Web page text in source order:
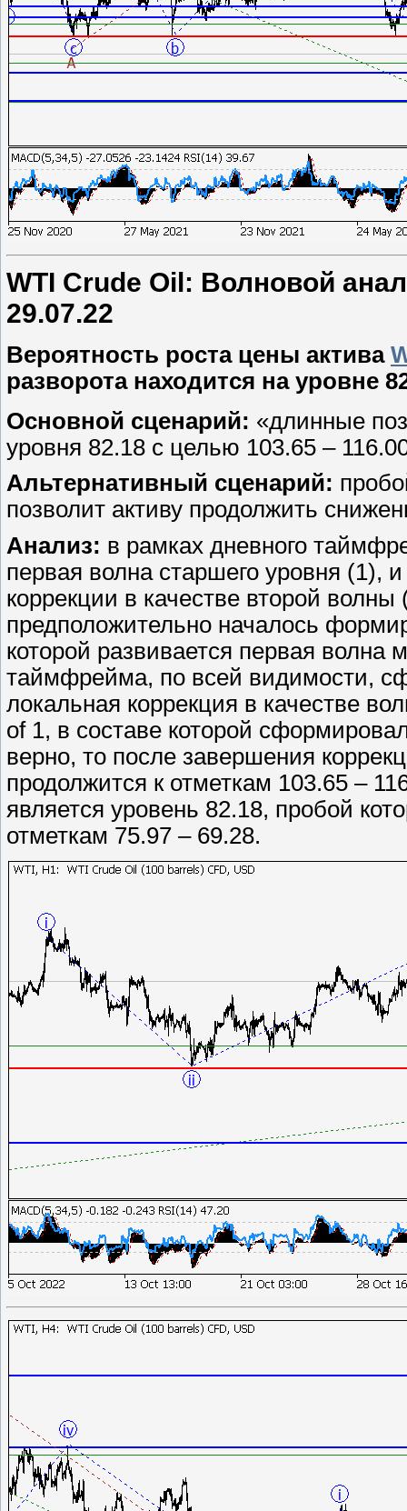
WTI Crude Oil: Волновой
29.07.22
Вероятность роста цены актива
разворота находится на уровне
Основной сценарий: «длинные
уровня 82.18 с целью 103.65 –
Альтернативный сценарий:
позволит активу продолжить
Анализ: в рамках дневного
первая волна старшего уровня (1),
коррекции в качестве второй
предположительно началось
которой развивается первая волна
таймфрейма, по всей видимости,
локальная коррекция в качестве
of 1, в составе которой
верно, то после завершения
продолжится к отметкам 103.65 –
является уровень 82.18, пробой
отметкам 75.97 – 69.28.